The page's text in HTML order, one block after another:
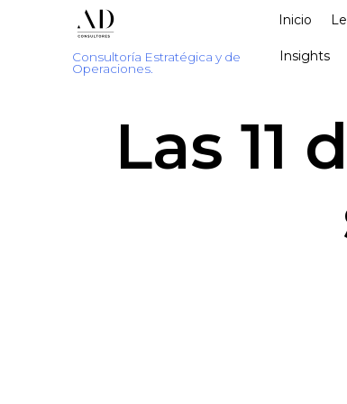
Consultoría Estratégica y de
Operaciones.
Inicio
Insights
Las 11